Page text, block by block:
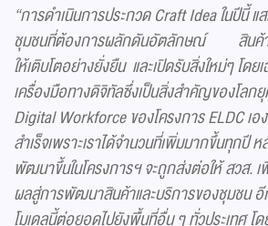
“การดำเนินการประกวดCraft Idea ในปีนี้
ชุมชนที่ต้องการผลักดันอัตลักษณ์
สินค้
ให้เติบโตอย่างยั่งยืน และเปิดรับสิ่งใหม่ๆ โดย
เครื่องมือทางดิจิทัลซึ่งเป็นสิ่งสำคัญของโลก
Digital Workforce ของโครงการ ELDC เ
สำเร็จเพราะเราได้จำนวนที่เพิ่มมากขึ้นทุกปี
พัฒนาขึ้นในโครงการฯ จะถูกส่งต่อให้ สวส. เ
ผลสู่การพัฒนาสินค้าและบริการของชุมชน อีก
โมเดลนี้ต่อยอดไปยังพื้นที่อื่น ๆ ทั่วประเทศ โ